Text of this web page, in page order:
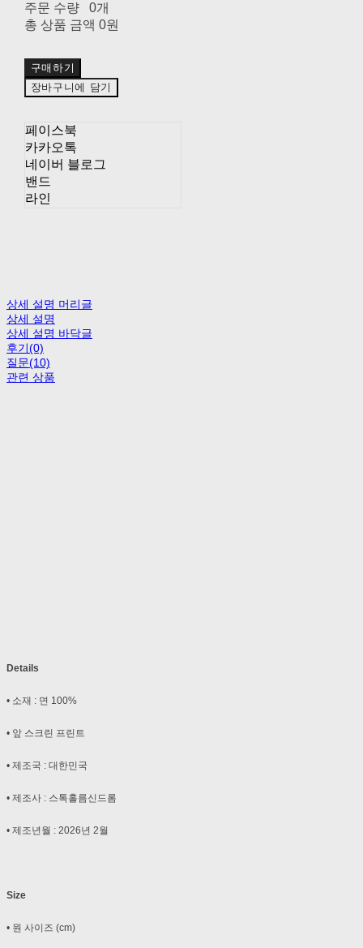
주문 수량
0개
총 상품 금액 0원
구매하기
장바구니에 담기
페이스북
카카오톡
네이버 블로그
밴드
라인
상세 설명 머리글
상세 설명
상세 설명 바닥글
후기(0)
질문(10)
관련 상품
Details
• 소재 : 면 100%
• 앞 스크린 프린트
• 제조국 : 대한민국
• 제조사 : 스톡홀름신드롬
• 제조년월 : 2026년 2월
Size
• 원 사이즈 (cm)